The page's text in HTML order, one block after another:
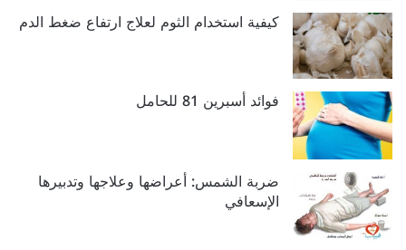
كيفية استخدام الثوم لعلاج ارتفاع ضغط الدم
فوائد أسبرين 81 للحامل
ضربة الشمس: أعراضها وعلاجها وتدبيرها
الإسعافي